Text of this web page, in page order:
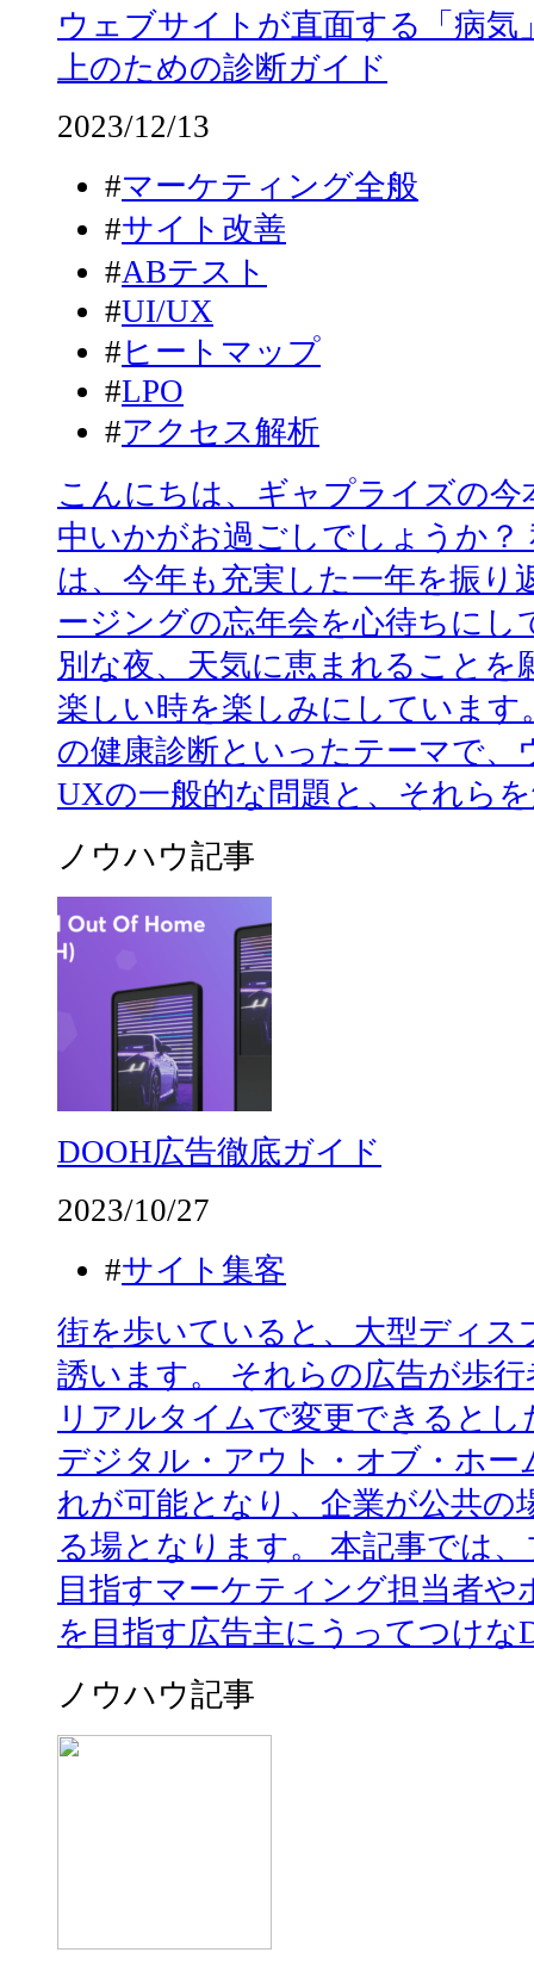
ウェブサイトが直面する「病気
上のための診断ガイド
2023/12/13
#マーケティング全般
#サイト改善
#ABテスト
#UI/UX
# ヒートマップ
#LPO
#アクセス解析
こんにちは、ギャプライズの
中いかがお過ごしでしょうか
は、今年も充実した一年を振り
ージングの忘年会を心待ちにし
別な夜、天気に恵まれること
楽しい時を楽しみにしています
の健康診断といったテーマで
UXの一般的な問題と、それら
ノウハウ記事
DOOH広告徹底ガイド
2023/10/27
#サイト集客
街を歩いていると、大型ディス
誘います。 それらの広告が歩
リアルタイムで変更できると
デジタル・アウト・オブ・ホー
れが可能となり、企業が公共の
る場となります。 本記事では
目指すマーケティング担当者
を目指す広告主にうってつけな
ノウハウ記事